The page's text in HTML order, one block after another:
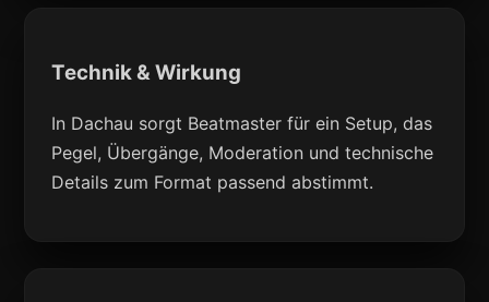
Technik & Wirkung
In Dachau sorgt Beatmaster für ein Setup, das
Pegel, Übergänge, Moderation und technische
Details zum Format passend abstimmt.